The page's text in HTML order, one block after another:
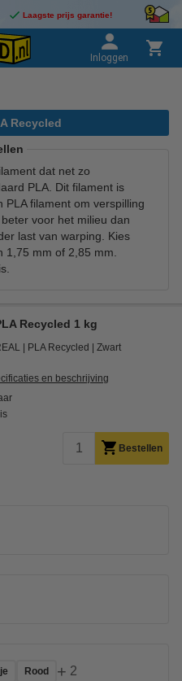
Laagste prijs garantie!
Inloggen
Recycled
dat net zo
PLA. Dit filament is
filament om verspilling
voor het milieu dan
last van warping. Kies
1,75 mm of 2,85 mm.
Recycled 1 kg
PLA Recycled Zwart
en beschrijving
Bestellen
Rood + 2